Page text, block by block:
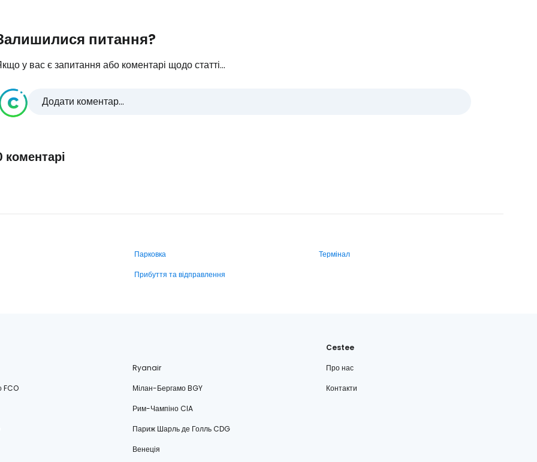
питання?
у вас є запитання або коментарі щодо статті...
Додати коментар...
коментарі
Парковка
Термінал
Прибуття та відправлення
Ryanair
FCO
Мілан-Бергамо BGY
Рим-Чампіно CIA
Париж Шарль де Голль CDG
Венеція
Cestee
Про нас
Контакти